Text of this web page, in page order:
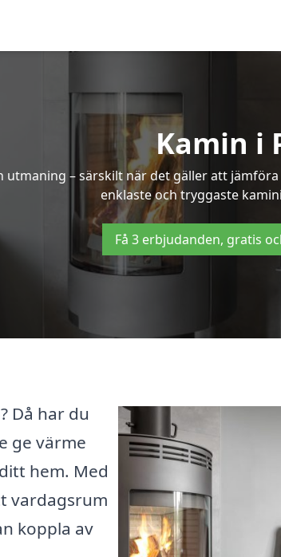
Kamin i
utmaning – särskilt när det gäller att
enklaste och tryggaste
Få 3 erbjudanden, gratis
Då har du
ge värme
hem. Med
vardagsrum
koppla av